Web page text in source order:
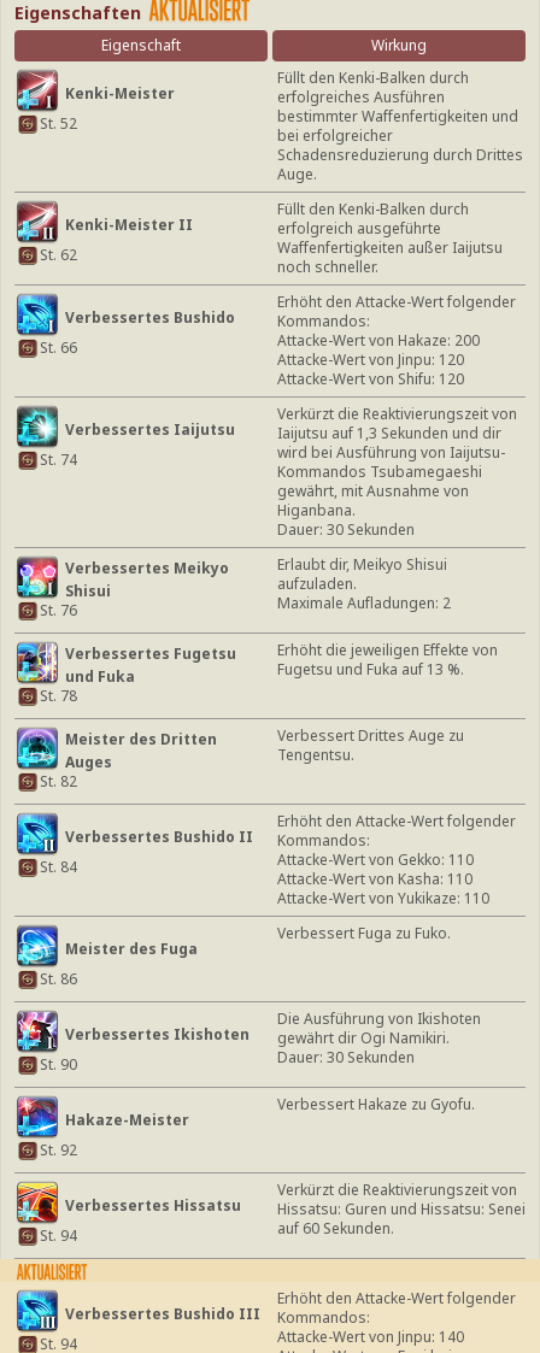
Eigenschaften
Eigenschaft Wirkung
Kenki-Meister
St. 52
Füllt den Kenki-Balken durch
erfolgreiches Ausführen
bestimmter Waffenfertigkeiten und
bei erfolgreicher
Schadensreduzierung durch Drittes
Auge.
Kenki-Meister II
St. 62
Füllt den Kenki-Balken durch
erfolgreich ausgeführte
Waffenfertigkeiten außer Iaijutsu
noch schneller.
Verbessertes Bushido
St. 66
Erhöht den Attacke-Wert folgender
Kommandos:
Attacke-Wert von Hakaze: 200
Attacke-Wert von Jinpu: 120
Attacke-Wert von Shifu: 120
Verbessertes Iaijutsu
St. 74
Verkürzt die Reaktivierungszeit von
Iaijutsu auf 1,3 Sekunden und dir
wird bei Ausführung von Iaijutsu-
Kommandos Tsubamegaeshi
gewährt, mit Ausnahme von
Higanbana.
Dauer: 30 Sekunden
Verbessertes Meikyo
Shisui
St. 76
Erlaubt dir, Meikyo Shisui
aufzuladen.
Maximale Aufladungen: 2
Verbessertes Fugetsu
und Fuka
St. 78
Erhöht die jeweiligen Effekte von
Fugetsu und Fuka auf 13 %.
Meister des Dritten
Auges
St. 82
Verbessert Drittes Auge zu
Tengentsu.
Verbessertes Bushido II
St. 84
Erhöht den Attacke-Wert folgender
Kommandos:
Attacke-Wert von Gekko: 110
Attacke-Wert von Kasha: 110
Attacke-Wert von Yukikaze: 110
Meister des Fuga
St. 86
Verbessert Fuga zu Fuko.
Verbessertes Ikishoten
St. 90
Die Ausführung von Ikishoten
gewährt dir Ogi Namikiri.
Dauer: 30 Sekunden
Hakaze-Meister
St. 92
Verbessert Hakaze zu Gyofu.
Verbessertes Hissatsu
St. 94
Verkürzt die Reaktivierungszeit von
Hissatsu: Guren und Hissatsu: Senei
auf 60 Sekunden.
Verbessertes Bushido III
St. 94
Erhöht den Attacke-Wert folgender
Kommandos:
Attacke-Wert von Jinpu: 140